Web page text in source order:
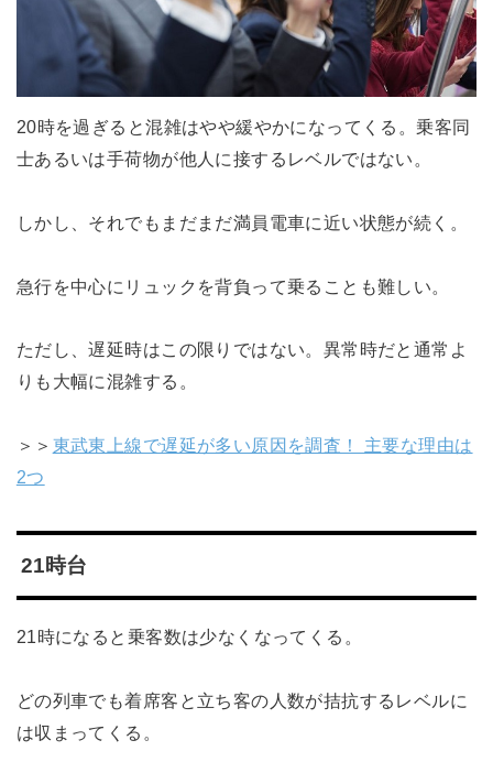
20時を過ぎると混雑はやや緩やかになってくる。乗客同
士あるいは手荷物が他人に接するレベルではない。
しかし、それでもまだまだ満員電車に近い状態が続く。
急行を中心にリュックを背負って乗ることも難しい。
ただし、遅延時はこの限りではない。異常時だと通常よ
りも大幅に混雑する。
＞＞ 東武東上線で遅延が多い原因を調査！ 主要な理由は
2つ
21時台
21時になると乗客数は少なくなってくる。
どの列車でも着席客と立ち客の人数が拮抗するレベルに
は収まってくる。